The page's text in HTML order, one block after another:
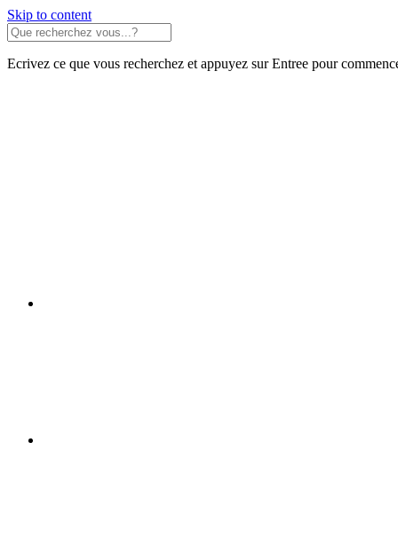
Skip to content
Ecrivez ce que vous recherchez et appuyez sur Entree pour